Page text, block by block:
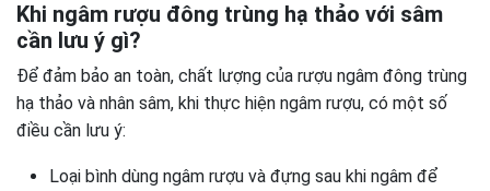
Khi ngâm rượu đông trùng hạ thảo với sâm
cần lưu ý gì?
Để đảm bảo an toàn, chất lượng của rượu ngâm đông trùng
hạ thảo và nhân sâm, khi thực hiện ngâm rượu, có một số
điều cần lưu ý:
Loại bình dùng ngâm rượu và đựng sau khi ngâm để